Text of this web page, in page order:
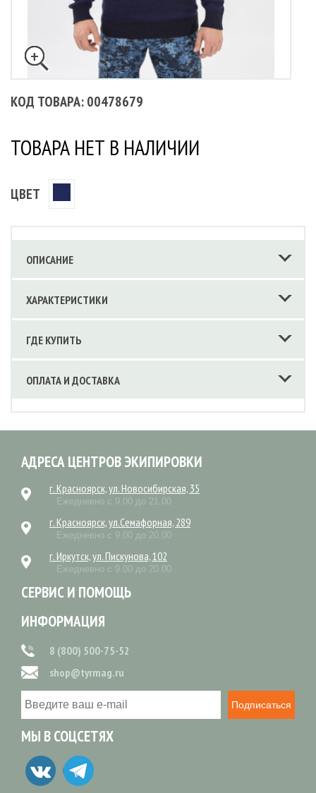
КОД ТОВАРА: 00478679
ТОВАРА НЕТ В НАЛИЧИИ
ЦВЕТ
ОПИСАНИЕ
ХАРАКТЕРИСТИКИ
ГДЕ КУПИТЬ
ОПЛАТА И ДОСТАВКА
АДРЕСА ЦЕНТРОВ ЭКИПИРОВКИ
г. Красноярск, ул. Новосибирская, 35
Ежедневно с 9.00 до 21.00
г. Красноярск, ул.Семафорная, 289
Ежедневно с 9.00 до 20.00
г. Иркутск, ул. Пискунова, 102
Ежедневно с 9.00 до 20.00
СЕРВИС И ПОМОЩЬ
ИНФОРМАЦИЯ
8 (800) 500-75-52
shop@tyrmag.ru
Подписаться
МЫ В СОЦСЕТЯХ